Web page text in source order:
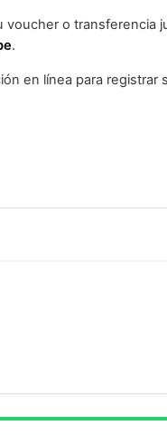
voucher o transferencia
.
en línea para